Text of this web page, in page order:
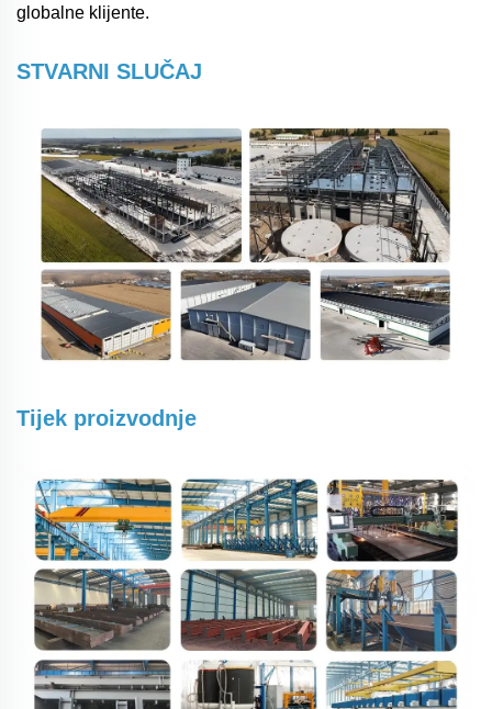
globalne klijente.
STVARNI SLUČAJ
Tijek proizvodnje